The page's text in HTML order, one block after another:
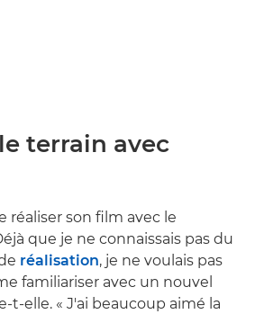
terrain avec
réaliser son film avec le
que je ne connaissais pas du
réalisation, je ne voulais pas
familiariser avec un nouvel
t-elle. « J'ai beaucoup aimé la